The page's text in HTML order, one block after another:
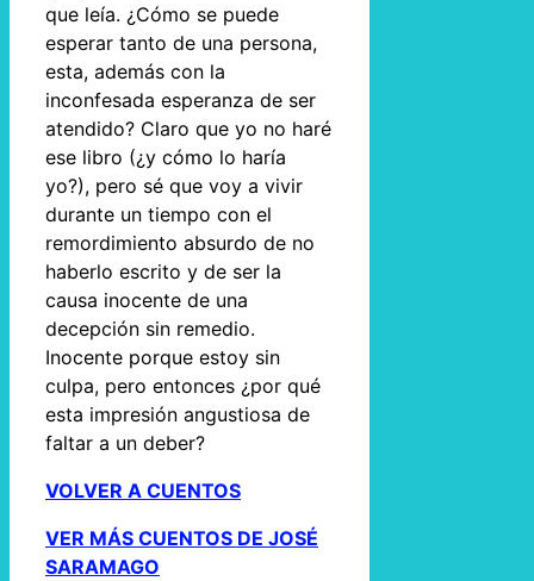
que leía. ¿Cómo se puede
esperar tanto de una persona,
esta, además con la
inconfesada esperanza de ser
atendido? Claro que yo no haré
ese libro (¿y cómo lo haría
yo?), pero sé que voy a vivir
durante un tiempo con el
remordimiento absurdo de no
haberlo escrito y de ser la
causa inocente de una
decepción sin remedio.
Inocente porque estoy sin
culpa, pero entonces ¿por qué
esta impresión angustiosa de
faltar a un deber?
VOLVER A CUENTOS
VER MÁS CUENTOS DE JOSÉ
SARAMAGO